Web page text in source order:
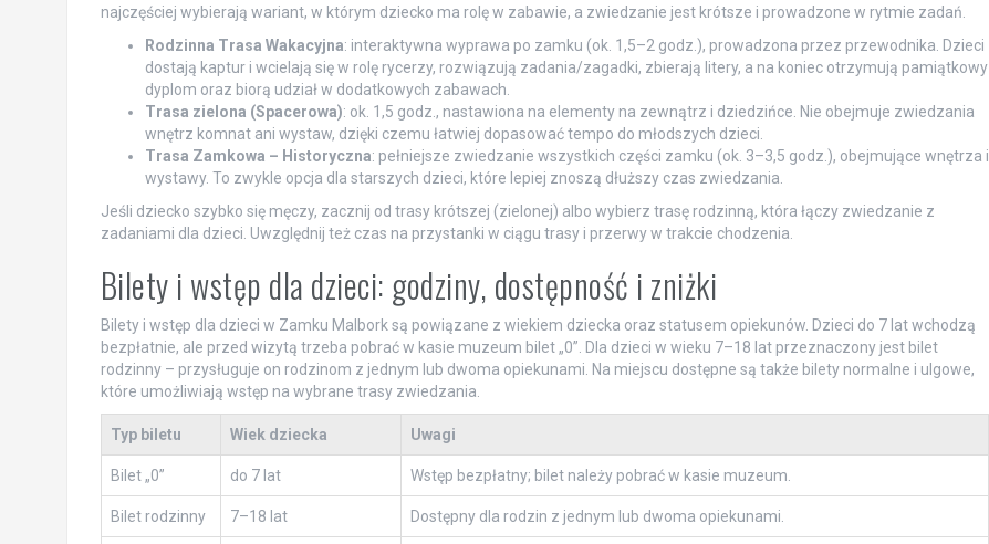
najczęściej wybierają wariant, w którym dziecko ma rolę w zabawie, a zwiedzanie jest krótsze i prowadzone w rytmie zadań.
Rodzinna Trasa Wakacyjna: interaktywna wyprawa po zamku (ok. 1,5–2 godz.), prowadzona przez przewodnika. Dzieci
dostają kaptur i wcielają się w rolę rycerzy, rozwiązują zadania/zagadki, zbierają litery, a na koniec otrzymują pamiątkowy
dyplom oraz biorą udział w dodatkowych zabawach.
Trasa zielona (Spacerowa): ok. 1,5 godz., nastawiona na elementy na zewnątrz i dziedzińce. Nie obejmuje zwiedzania
wnętrz komnat ani wystaw, dzięki czemu łatwiej dopasować tempo do młodszych dzieci.
Trasa Zamkowa – Historyczna: pełniejsze zwiedzanie wszystkich części zamku (ok. 3–3,5 godz.), obejmujące wnętrza i
wystawy. To zwykle opcja dla starszych dzieci, które lepiej znoszą dłuższy czas zwiedzania.
Jeśli dziecko szybko się męczy, zacznij od trasy krótszej (zielonej) albo wybierz trasę rodzinną, która łączy zwiedzanie z
zadaniami dla dzieci. Uwzględnij też czas na przystanki w ciągu trasy i przerwy w trakcie chodzenia.
Bilety i wstęp dla dzieci: godziny, dostępność i zniżki
Bilety i wstęp dla dzieci w Zamku Malbork są powiązane z wiekiem dziecka oraz statusem opiekunów. Dzieci do 7 lat wchodzą
bezpłatnie, ale przed wizytą trzeba pobrać w kasie muzeum bilet „0”. Dla dzieci w wieku 7–18 lat przeznaczony jest bilet
rodzinny – przysługuje on rodzinom z jednym lub dwoma opiekunami. Na miejscu dostępne są także bilety normalne i ulgowe,
które umożliwiają wstęp na wybrane trasy zwiedzania.
Typ biletu Wiek dziecka Uwagi
Bilet „0” do 7 lat Wstęp bezpłatny; bilet należy pobrać w kasie muzeum.
Bilet rodzinny 7–18 lat Dostępny dla rodzin z jednym lub dwoma opiekunami.